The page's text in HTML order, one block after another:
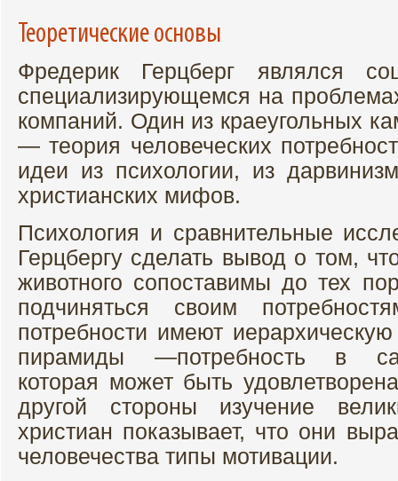
Теоретические основы
Фредерик Герцберг являлся
специализирующемся на
компаний. Один из краеугольных
— теория человеческих
идеи из психологии, из
христианских мифов.
Психология и сравнительные
Герцбергу сделать вывод о том,
животного сопоставимы до тех
подчиняться своим
потребности имеют
пирамиды —потребность в
которая может быть
другой стороны изучение
христиан показывает, что они
человечества типы мотивации.